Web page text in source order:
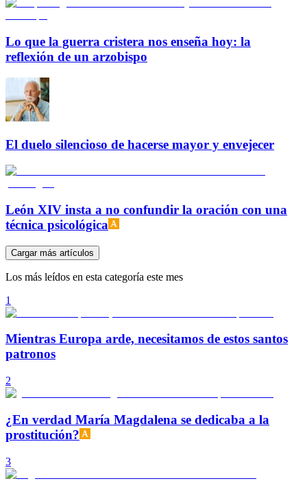
Lo que la guerra cristera nos enseña hoy: la
reflexión de un arzobispo
El duelo silencioso de hacerse mayor y envejecer
León XIV insta a no confundir la oración con una
técnica psicológica
Cargar más artículos
Los más leídos en esta categoría este mes
1
Mientras Europa arde, necesitamos de estos santos
patronos
2
¿En verdad María Magdalena se dedicaba a la
prostitución?
3